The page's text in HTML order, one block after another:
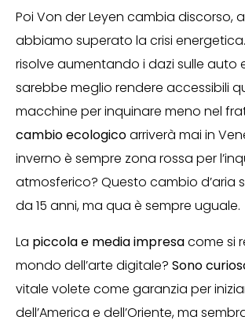
Poi Von der Leyen cambia discorso,
abbiamo superato la crisi
risolve aumentando i dazi sulle auto
sarebbe meglio rendere accessibili
macchine per inquinare meno nel
cambio ecologicoarriverà mai in
inverno è sempre zona rossa per
atmosferico? Questo cambio d’aria
da 15 anni, ma qua è sempre uguale.
La piccola e media impresacome si
mondo dell’arte digitale? Sono
vitale volete come garanzia per
dell’America e dell’Oriente, ma